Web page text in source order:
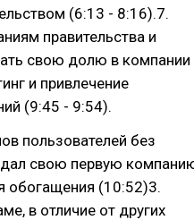
(6:13 - 8:16).7.
правительства и
свою долю в компании
и привлечение
(9:45 - 9:54).
пользователей без
свою первую
обогащения (10:52)3.
в отличие от других